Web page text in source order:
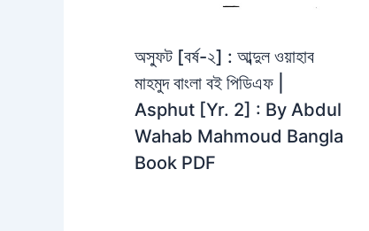
অস্ফুট [বর্ষ-২] : আব্দুল ওয়াহাব
মাহমুদ বাংলা বই পিডিএফ |
Asphut [Yr. 2] : By Abdul
Wahab Mahmoud Bangla
Book PDF